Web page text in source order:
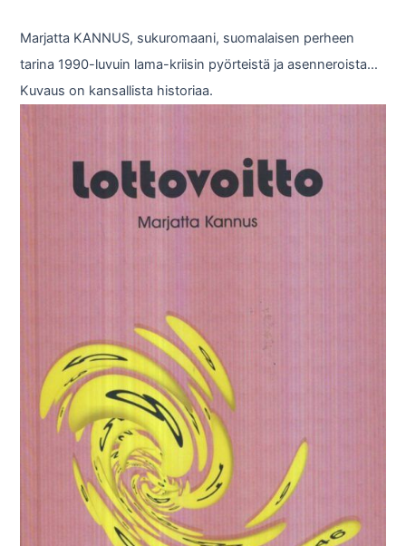
Marjatta KANNUS, sukuromaani, suomalaisen perheen
tarina 1990-luvuin lama-kriisin pyörteistä ja asenneroista…
Kuvaus on kansallista historiaa.